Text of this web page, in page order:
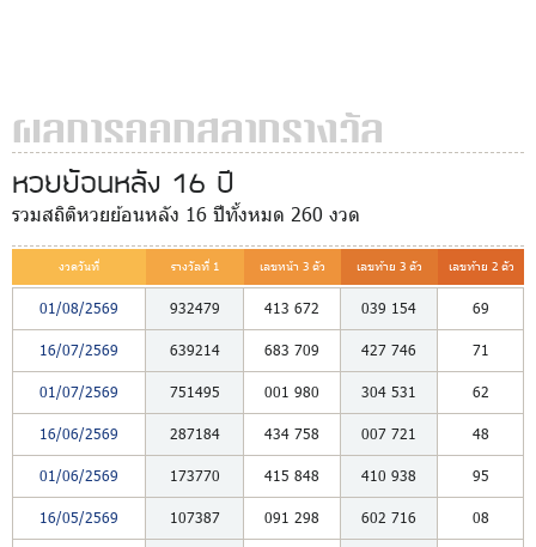
ผลการออกสลากรางวัล
หวยย้อนหลัง 16 ปี
รวมสถิติหวยย้อนหลัง 16 ปีทั้งหมด 260 งวด
งวดวันที่ รางวัลที่ 1 เลขหน้า 3 ตัว เลขท้าย 3 ตัว เลขท้าย 2 ตัว
01/08/2569 932479 413 672 039 154 69
16/07/2569 639214 683 709 427 746 71
01/07/2569 751495 001 980 304 531 62
16/06/2569 287184 434 758 007 721 48
01/06/2569 173770 415 848 410 938 95
16/05/2569 107387 091 298 602 716 08